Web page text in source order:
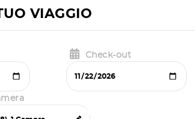
VIAGGIO
Check-out